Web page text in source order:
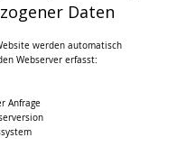
Daten
werden automatisch
Webserver erfasst:
Anfrage